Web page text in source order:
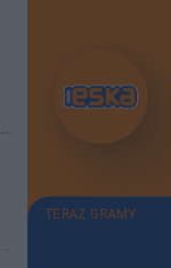
TERAZ GRAMY